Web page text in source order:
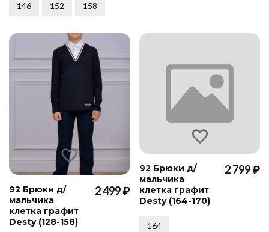
146 152 158
92 Брюки д/
мальчика
клетка графит
Desty (128-158)
2 499 ₽
92 Брюки д/
мальчика
клетка графит
Desty (164-170)
2 799 ₽
164